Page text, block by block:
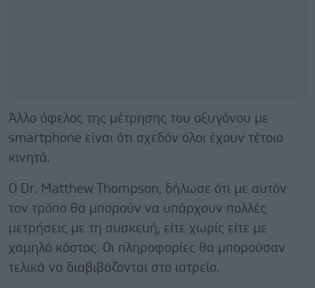
Άλλο όφελος της μέτρησης του οξυγόνου με
smartphone είναι ότι σχεδόν όλοι έχουν τέτοιο
κινητά.
Ο Dr. Matthew Thompson, δήλωσε ότι με αυτόν
τον τρόπο θα μπορούν να υπάρχουν πολλές
μετρήσεις με τη συσκευή, είτε χωρίς είτε με
χαμηλό κόστος. Οι πληροφορίες θα μπορούσαν
τελικά να διαβιβάζονται στο ιατρείο.